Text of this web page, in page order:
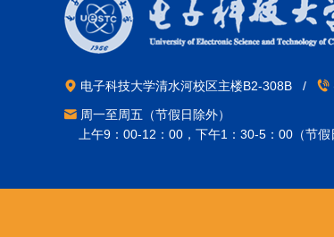
电子科技大学清水河校区主楼B2-308B /
周一至周五（节假日除外）
上午9：00-12：00，下午1：30-5：00（节假